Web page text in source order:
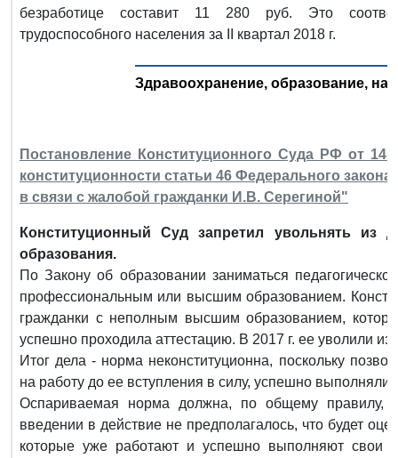
безработице составит 11 280 руб. Это
трудоспособного населения за II квартал 2018 г.
Здравоохранение, образование,
Постановление Конституционного Суда РФ от
конституционности статьи 46 Федерального
в связи с жалобой гражданки И.В. Серегиной"
Конституционный Суд запретил увольнять из
образования.
По Закону об образовании заниматься
профессиональным или высшим образованием.
гражданки с неполным высшим образованием,
успешно проходила аттестацию. В 2017 г. ее уволили
Итог дела - норма неконституционна, поскольку
на работу до ее вступления в силу, успешно выполняли
Оспариваемая норма должна, по общему правилу,
введении в действие не предполагалось, что будет
которые уже работают и успешно выполняют свои